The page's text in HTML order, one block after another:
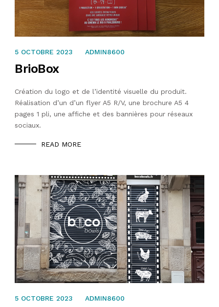
31 JUILLET 2023
5 OCTOBRE 2023 ADMIN8600
BrioBox
Création du logo et de l’identité visuelle du produit.
Réalisation d’un d’un flyer A5 R/V, une brochure A5 4
pages 1 pli, une affiche et des bannières pour réseaux
sociaux.
READ MORE
31 JUILLET 2023
5 OCTOBRE 2023 ADMIN8600